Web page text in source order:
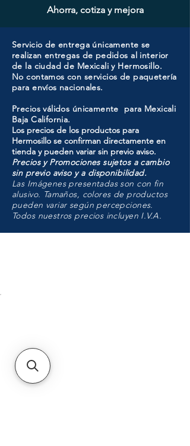
Ahorra, cotiza y mejora
Servicio de entrega únicamente se
realizan entregas de pedidos al interior
de la ciudad de Mexicali y Hermosillo.
No contamos con servicios de paquetería
para envíos nacionales.
Precios válidos únicamente para Mexicali
Baja California.
Los precios de los productos para
Hermosillo se confirman directamente en
tienda y pueden variar sin previo aviso.
Precios y Promociones sujetos a cambio
sin previo aviso y a disponibilidad.
Las Imágenes presentadas son con fin
alusivo. Tamaños, colores de productos
pueden variar según percepciones.
Todos nuestros precios incluyen I.V.A.
299Centro Cívico y Comercial
21000, Mexicali, B.C.
HMO
del Cortes, 83105 Hermosillo,